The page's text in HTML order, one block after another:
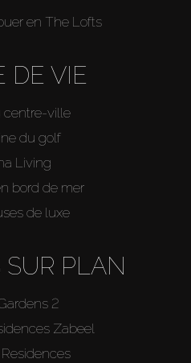
en The Lofts
DE VIE
centre-ville
du golf
Living
bord de mer
de luxe
SUR PLAN
2
Zabeel